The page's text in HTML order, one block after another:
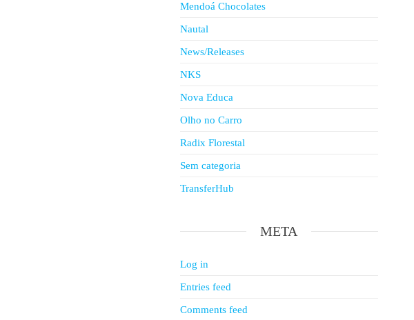
Mendoá Chocolates
Nautal
News/Releases
NKS
Nova Educa
Olho no Carro
Radix Florestal
Sem categoria
TransferHub
META
Log in
Entries feed
Comments feed